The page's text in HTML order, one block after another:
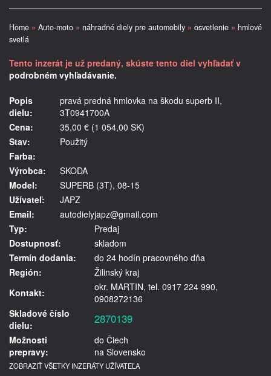
Home » Auto-moto » náhradné diely pre automobily » osvetlenie » hmlové
svetlá
Tento inzerát je už predaný, skúste tento diel vyhľadať v
podrobném vyhľadávanie.
Popis
dielu:
pravá predná hmlovka na škodu superb II,
3T0941700A
Cena:
35,00 € (1 054,00 SK)
Stav:
Použitý
Farba:
Výrobca:
SKODA
Model:
SUPERB (3T), 08-15
Užívateľ:
JAPZ
Email:
autodielyjapz@gmail.com
Typ:
Predaj
Dostupnosť:
skladom
Termín dodania:
do 24 hodín pracovného dňa
Región:
Žilinský kraj
Kontakt:
okr. MARTIN, tel. 0917 224 990,
0908272136
Skladové číslo
dielu:
2870139
Možnosti
prepravy:
do Čiech
na Slovensko
ZOBRAZIŤ VŠETKY INZERÁTY UŽÍVATEĽA